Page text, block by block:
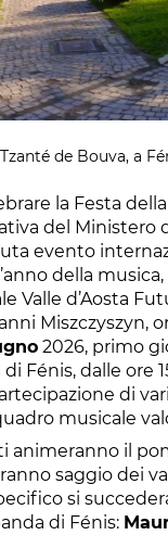
de Bouva, a
la Festa
del Ministero
evento
della
Valle d’Aosta
Miszczyszyn,
2026, primo
Fénis, dalle ore
di
musicale
animeranno il
saggio dei
si
di Fénis: